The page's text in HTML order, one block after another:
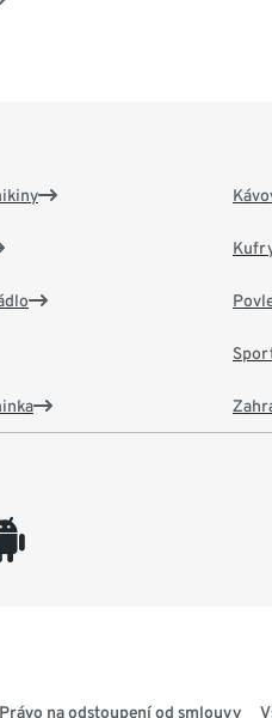
Právo na odstoupení od smlouvy